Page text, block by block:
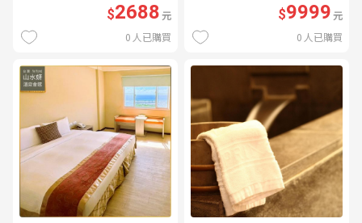
$2688元
0 人已購買
$9999元
0 人已購買